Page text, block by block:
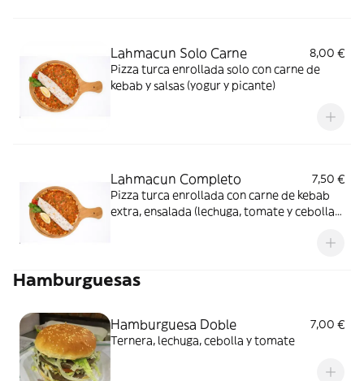
Lahmacun Solo Carne
8,00 €
Pizza turca enrollada solo con carne de
kebab y salsas (yogur y picante)
Lahmacun Completo
7,50 €
Pizza turca enrollada con carne de kebab
extra, ensalada (lechuga, tomate y cebolla)
Hamburguesas
Hamburguesa Doble
7,00 €
Ternera, lechuga, cebolla y tomate